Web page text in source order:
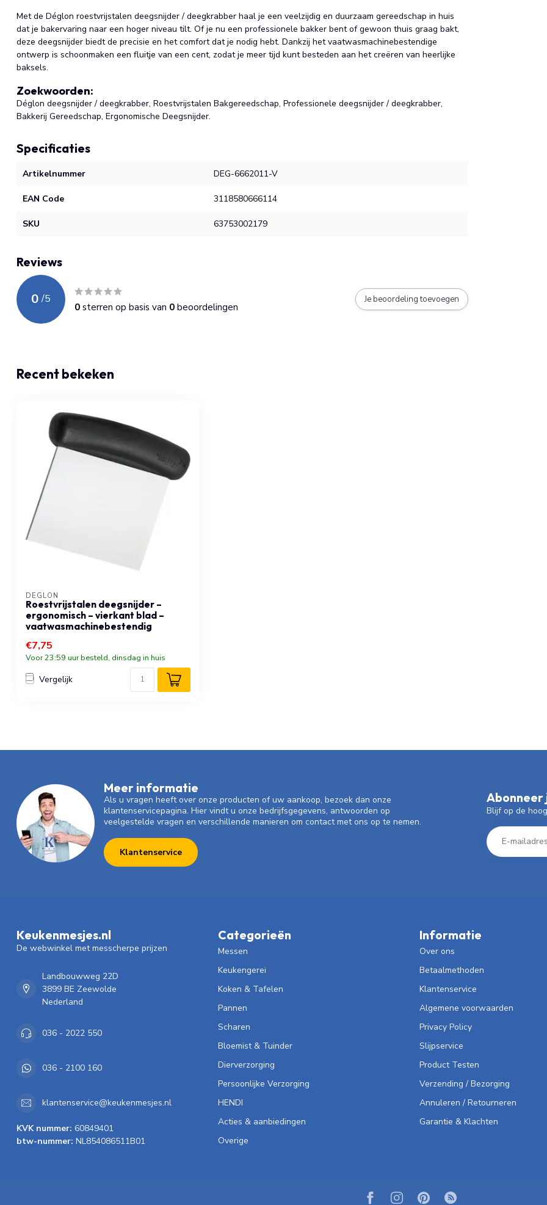
Met de Déglon roestvrijstalen deegsnijder / deegkrabber haal je een veelzijdig en duurzaam gereedschap in huis
dat je bakervaring naar een hoger niveau tilt. Of je nu een professionele bakker bent of gewoon thuis graag bakt,
deze deegsnijder biedt de precisie en het comfort dat je nodig hebt. Dankzij het vaatwasmachinebestendige
ontwerp is schoonmaken een fluitje van een cent, zodat je meer tijd kunt besteden aan het creëren van heerlijke
baksels.
Zoekwoorden:
Déglon deegsnijder / deegkrabber, Roestvrijstalen Bakgereedschap, Professionele deegsnijder / deegkrabber,
Bakkerij Gereedschap, Ergonomische Deegsnijder.
Specificaties
Artikelnummer DEG-6662011-V
EAN Code 3118580666114
SKU 63753002179
Reviews
0 /5
0sterren op basis van 0beoordelingen
Je beoordeling toevoegen
Recent bekeken
DÉGLON
Roestvrijstalen deegsnijder –
ergonomisch – vierkant blad –
vaatwasmachinebestendig
€7,75
Voor 23:59 uur besteld, dinsdag in huis
Vergelijk
Meer informatie
Als u vragen heeft over onze producten of uw aankoop, bezoek dan onze
klantenservicepagina. Hier vindt u onze bedrijfsgegevens, antwoorden op
veelgestelde vragen en verschillende manieren om contact met ons op te nemen.
Klantenservice
Abonneer
Blijf op de
Keukenmesjes.nl
De webwinkel met messcherpe prijzen
Landbouwweg 22D
3899 BE Zeewolde
Nederland
036 - 2022 550
036 - 2100 160
klantenservice@keukenmesjes.nl
KVK nummer: 60849401
btw-nummer: NL854086511B01
Categorieën
Messen
Keukengerei
Koken & Tafelen
Pannen
Scharen
Bloemist & Tuinder
Dierverzorging
Persoonlijke Verzorging
HENDI
Acties & aanbiedingen
Overige
Informatie
Over ons
Betaalmethoden
Klantenservice
Algemene voorwaarden
Privacy Policy
Slijpservice
Product Testen
Verzending / Bezorging
Annuleren / Retourneren
Garantie & Klachten